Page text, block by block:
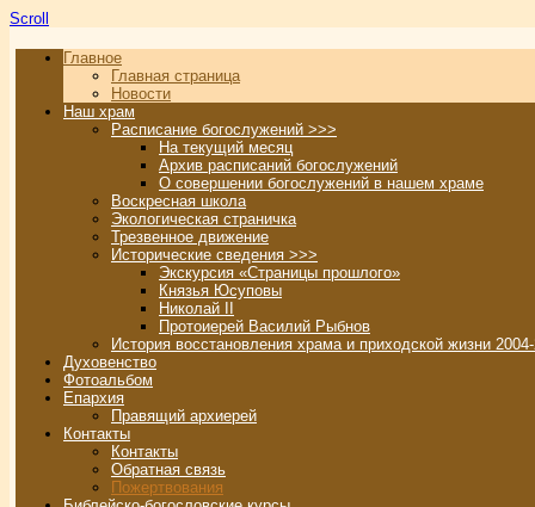
Scroll
Главное
Главная страница
Новости
Наш храм
Расписание богослужений >>>
На текущий месяц
Архив расписаний богослужений
О совершении богослужений в нашем храме
Воскресная школа
Экологическая страничка
Трезвенное движение
Исторические сведения >>>
Экскурсия «Страницы прошлого»
Князья Юсуповы
Николай II
Протоиерей Василий Рыбнов
История восстановления храма и приходской жизни
Духовенство
Фотоальбом
Епархия
Правящий архиерей
Контакты
Контакты
Обратная связь
Пожертвования